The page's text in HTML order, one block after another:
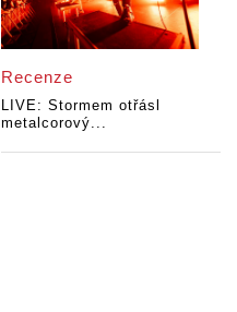
Recenze
LIVE: Stormem otřásl
metalcorový...